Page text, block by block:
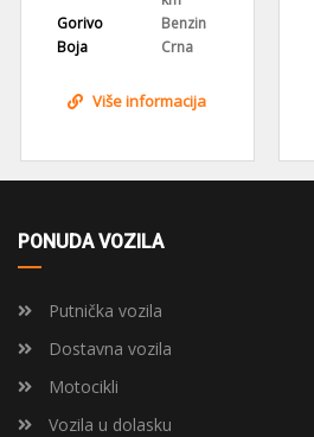
Gorivo
Benzin
Boja
Crna
Više informacija
PONUDA VOZILA
Putnička vozila
Dostavna vozila
Motocikli
Vozila u dolasku